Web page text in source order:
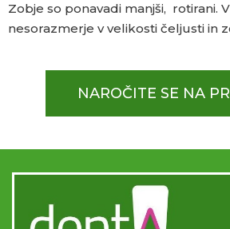
Zobje so ponavadi manjši, rotirani.
nesorazmerje v velikosti čeljusti in
NAROČITE SE NA